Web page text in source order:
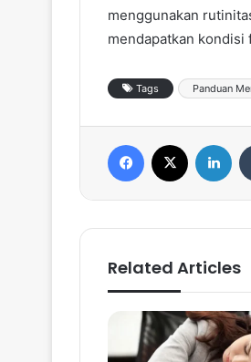
menggunakan
mendapatkan kondisi
Tags Panduan
Related Articles